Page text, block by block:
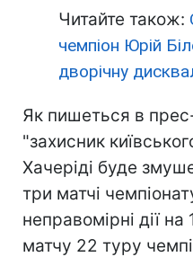
Читайте також:
чемпіон Юрій
дворічну
Як пишеться в
"захисник
Хачеріді буде
три матчі
неправомірні дії
матчу 22 туру